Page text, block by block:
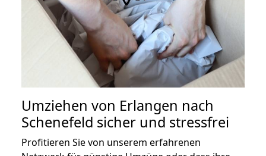
Umziehen von Erlangen nach
Schenefeld sicher und stressfrei
Profitieren Sie von unserem erfahrenen